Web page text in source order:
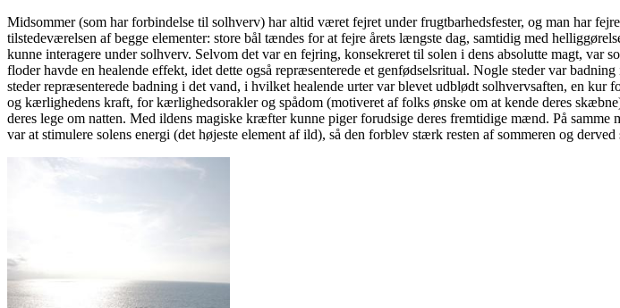
Midsommer (som har forbindelse til solhverv) har altid været fejret under frugtbarhedsfester, og man har
tilstedeværelsen af begge elementer: store bål tændes for at fejre årets længste dag, samtidig med
kunne interagere under solhverv. Selvom det var en fejring, konsekreret til solen i dens absolutte magt,
floder havde en healende effekt, idet dette også repræsenterede et genfødselsritual. Nogle steder var
steder repræsenterede badning i det vand, i hvilket healende urter var blevet udblødt solhvervsaften, en
og kærlighedens kraft, for kærlighedsorakler og spådom (motiveret af folks ønske om at kende deres
deres lege om natten. Med ildens magiske kræfter kunne piger forudsige deres fremtidige mænd. På
var at stimulere solens energi (det højeste element af ild), så den forblev stærk resten af sommeren og